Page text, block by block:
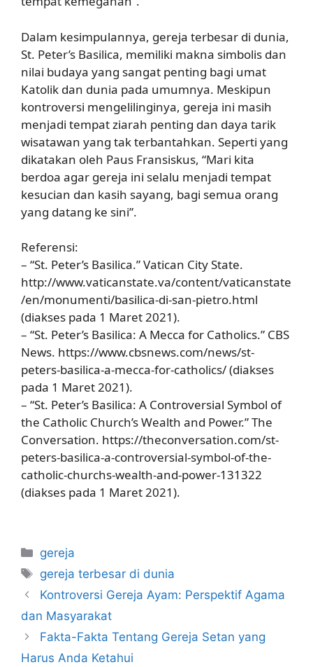
Dalam kesimpulannya, gereja terbesar di dunia,
St. Peter’s Basilica, memiliki makna simbolis dan
nilai budaya yang sangat penting bagi umat
Katolik dan dunia pada umumnya. Meskipun
kontroversi mengelilinginya, gereja ini masih
menjadi tempat ziarah penting dan daya tarik
wisatawan yang tak terbantahkan. Seperti yang
dikatakan oleh Paus Fransiskus, “Mari kita
berdoa agar gereja ini selalu menjadi tempat
kesucian dan kasih sayang, bagi semua orang
yang datang ke sini”.
Referensi:
– “St. Peter’s Basilica.” Vatican City State.
http://www.vaticanstate.va/content/vaticanstate
/en/monumenti/basilica-di-san-pietro.html
(diakses pada 1 Maret 2021).
– “St. Peter’s Basilica: A Mecca for Catholics.” CBS
News. https://www.cbsnews.com/news/st-
peters-basilica-a-mecca-for-catholics/ (diakses
pada 1 Maret 2021).
– “St. Peter’s Basilica: A Controversial Symbol of
the Catholic Church’s Wealth and Power.” The
Conversation. https://theconversation.com/st-
peters-basilica-a-controversial-symbol-of-the-
catholic-churchs-wealth-and-power-131322
(diakses pada 1 Maret 2021).
Categories
gereja
Tags
gereja terbesar di dunia
Kontroversi Gereja Ayam: Perspektif Agama
dan Masyarakat
Fakta-Fakta Tentang Gereja Setan yang
Harus Anda Ketahui